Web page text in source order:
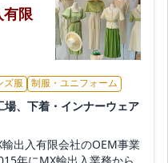
限
ズ服 制服・ユニフォーム
、下着・インナーウェア
出入有限会社のOEM事業
年にMX輸出入業務から